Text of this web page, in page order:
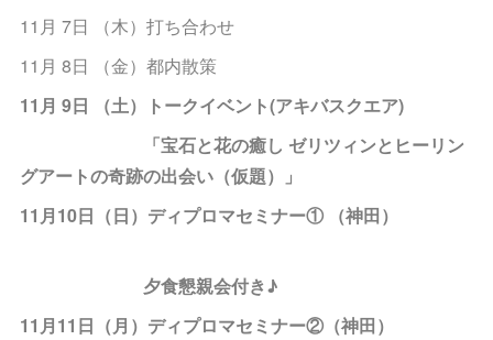
11月 7日 （木）打ち合わせ
11月 8日 （金）都内散策
11月 9日 （土）トークイベント(アキバスクエア)
「宝石と花の癒し ゼリツィンとヒーリン
グアートの奇跡の出会い（仮題）」
11月10日（日）ディプロマセミナー① （神田）
夕食懇親会付き♪
11月11日（月）ディプロマセミナー②（神田）